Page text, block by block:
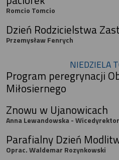
Romcio Tomcio
Dzień Rodzicielstwa
Przemysław Fenrych
NIEDZIELA
Program peregrynacji
Miłosiernego
Znowu w Ujanowicach
Anna Lewandowska -
Parafialny Dzień
Oprac. Waldemar Rozynkowski